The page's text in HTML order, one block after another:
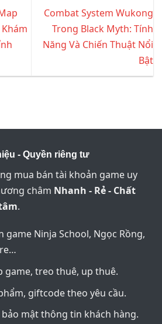
Combat System Wukong
Trong Black Myth: Tính
Năng Và Chiến Thuật Nổi
Bật
- Quyền riêng tư
mua bán tài khoản game uy
châm Nhanh - Rẻ - Chất
.
game Ninja School, Ngọc Rồng,
game, treo thuê, up thuê.
giftcode theo yêu cầu.
mật thông tin khách hàng.